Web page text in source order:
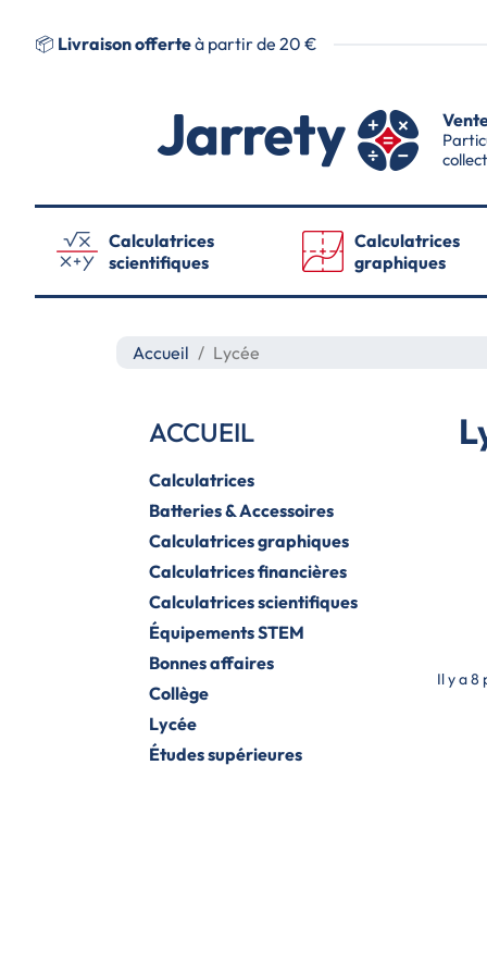
📦 Livraison offerteà partir de 20 €
Calculatrices
scientifiques
Calculatrices
graphiques
Accueil Lycée
ACCUEIL
Calculatrices
Batteries & Accessoires
Calculatrices graphiques
Calculatrices financières
Calculatrices scientifiques
Équipements STEM
Bonnes affaires
Collège
Lycée
Études supérieures
Il y a 8